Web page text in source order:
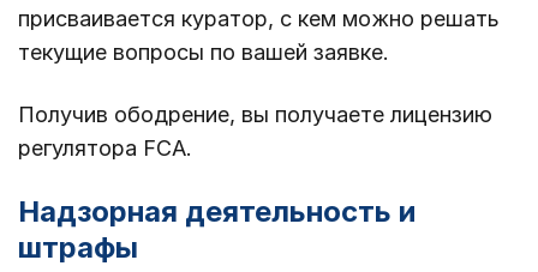
присваивается куратор, с кем можно решать
текущие вопросы по вашей заявке.
Получив ободрение, вы получаете лицензию
регулятора FCA.
Надзорная деятельность и
штрафы